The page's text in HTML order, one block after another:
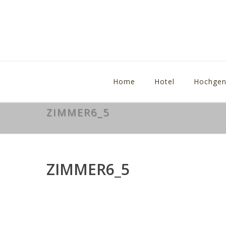
Home Hotel
ZIMMER6_5
ZIMMER6_5